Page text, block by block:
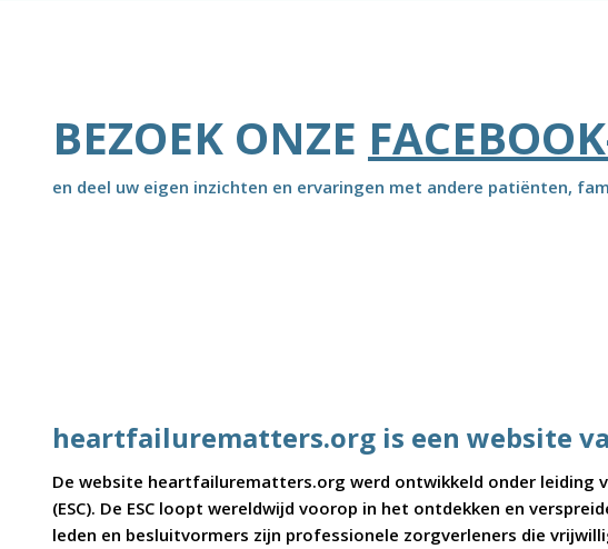
BEZOEK ONZE
en deel uw eigen inzichten en ervaringen met andere patiënten,
heartfailurematters.org is een website
De website heartfailurematters.org werd ontwikkeld onder leiding
(ESC). De ESC loopt wereldwijd voorop in het ontdekken en
leden en besluitvormers zijn professionele zorgverleners die